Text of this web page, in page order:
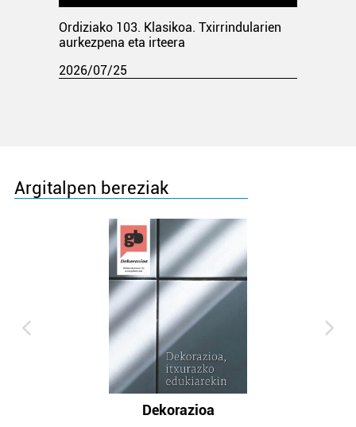
Ordiziako 103. Klasikoa. Txirrindularien
aurkezpena eta irteera
2026/07/25
Argitalpen bereziak
Dekorazioa